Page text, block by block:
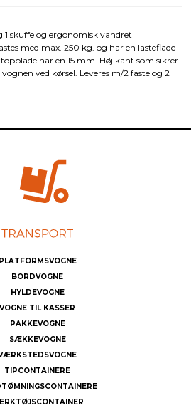
skuffe og ergonomisk vandret
med max. 250 kg. og har en lasteflade
har en 15 mm. Høj kant som sikrer
ved kørsel. Leveres m/2 faste og 2
PLATFORMSVOGNE
BORDVOGNE
HYLDEVOGNE
VOGNE TIL KASSER
PAKKEVOGNE
SÆKKEVOGNE
TIPCONTAINERE